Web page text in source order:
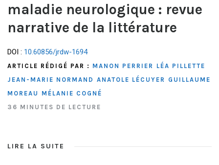
maladie neurologique : revue
narrative de la littérature
DOI : 10.60856/jrdw-1694
ARTICLE RÉDIGÉ PAR : MANON PERRIER
LÉA PILLETTE
JEAN-MARIE NORMAND ANATOLE LÉCUYER
GUILLAUME
MOREAU
MÉLANIE COGNÉ
36 MINUTES DE LECTURE
LIRE LA SUITE